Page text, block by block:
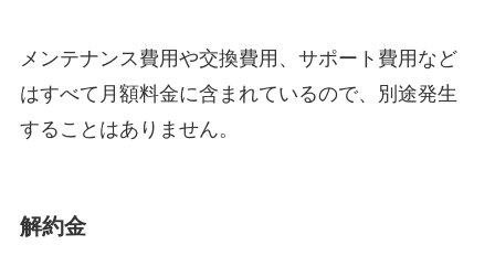
メンテナンス費用や交換費用、サポート費用など
はすべて月額料金に含まれているので、別途発生
することはありません。
解約金